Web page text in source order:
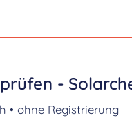
-
• ohne Registrierung